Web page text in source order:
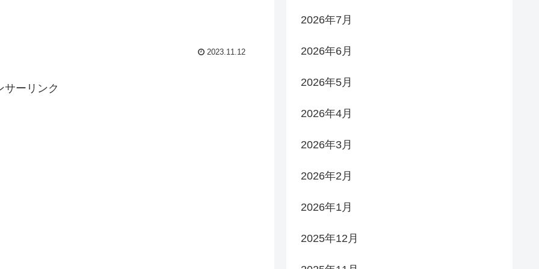
2023.11.12
サーリンク
2026年7月
2026年6月
2026年5月
2026年4月
2026年3月
2026年2月
2026年1月
2025年12月